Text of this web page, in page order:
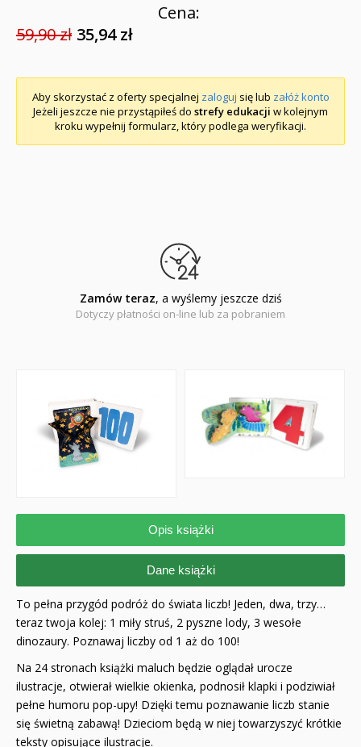
Cena:
59,90 zł 35,94 zł
Aby skorzystać z oferty specjalnej zaloguj się lub załóż konto
Jeżeli jeszcze nie przystąpiłeś do strefy edukacji w kolejnym
kroku wypełnij formularz, który podlega weryfikacji.
Zamów teraz, a wyślemy jeszcze dziś
Dotyczy płatności on-line lub za pobraniem
Opis książki
Dane książki
To pełna przygód podróż do świata liczb! Jeden, dwa, trzy…
teraz twoja kolej: 1 miły struś, 2 pyszne lody, 3 wesołe
dinozaury. Poznawaj liczby od 1 aż do 100!
Na 24 stronach książki maluch będzie oglądał urocze
ilustracje, otwierał wielkie okienka, podnosił klapki i podziwiał
pełne humoru pop-upy! Dzięki temu poznawanie liczb stanie
się świetną zabawą! Dzieciom będą w niej towarzyszyć krótkie
teksty opisujące ilustracje.